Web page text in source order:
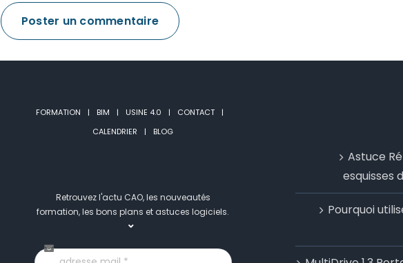
FORMATION BIM USINE 4.0
CONTACT
CALENDRIER
BLOG
Retrouvez l'actu CAO, les nouveautés
formation, les bons plans et astuces logiciels.
Astuce
esquisses
Pourquoi